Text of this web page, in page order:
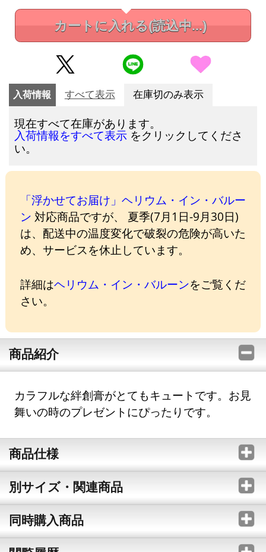
カートに入れる(読込中...)
入荷情報 すべて表示 在庫切のみ表示
現在すべて在庫があります。
入荷情報をすべて表示 をクリックしてくださ
い。
「浮かせてお届け」ヘリウム・イン・バルー
ン 対応商品ですが、 夏季(7月1日-9月30日)
は、配送中の温度変化で破裂の危険が高いた
め、サービスを休止しています。
詳細はヘリウム・イン・バルーンをご覧くだ
さい。
商品紹介
カラフルな絆創膏がとてもキュートです。お見
舞いの時のプレゼントにぴったりです。
商品仕様
別サイズ・関連商品
同時購入商品